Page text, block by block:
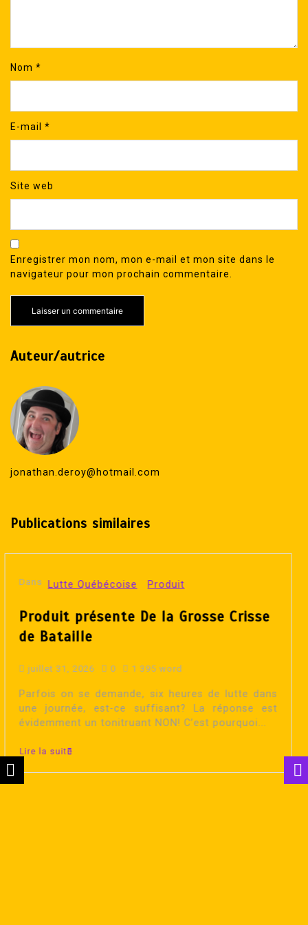
Nom *
E-mail *
Site web
Enregistrer mon nom, mon e-mail et mon site dans le
navigateur pour mon prochain commentaire.
Auteur/autrice
jonathan.deroy@hotmail.com
Publications similaires
Dans Lutte Québécoise PFW
PFW présente Summer of BLOOD!
Il y a un mois exactement, le 25 juin, Jonathan
Divertissement s’est rendu au Bar Piranha pour
arbitrer le tout premier combat...